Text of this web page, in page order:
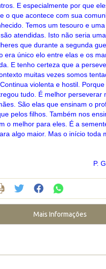
E especialmente por que
o que acontece com sua
Temos um tesouro e
atendidas. Isto não seria
que durante a segunda
era único elo entre elas e os
E tenho certeza que a
muitas vezes somos
violenta e hostil.
tudo. É melhor
São elas que ensinam o
pelos filhos. Também nos
o melhor para eles. É a
algo maior. Mas o início toda
P.
Mais Informações